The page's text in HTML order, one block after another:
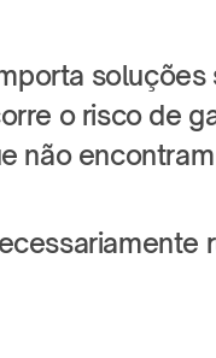
o risco de
não